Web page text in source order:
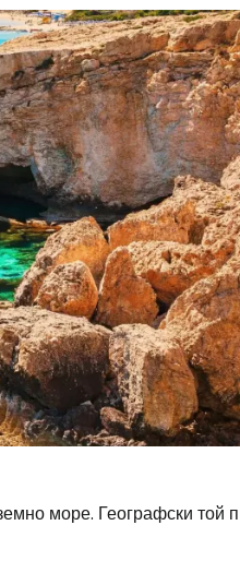
море. Географски той